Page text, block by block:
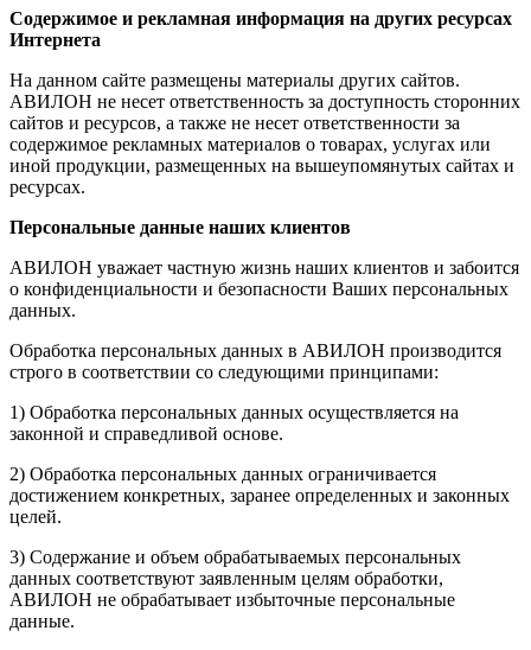
Содержимое и рекламная информация на других ресурсах
Интернета
На данном сайте размещены материалы других сайтов.
АВИЛОН не несет ответственность за доступность сторонних
сайтов и ресурсов, а также не несет ответственности за
содержимое рекламных материалов о товарах, услугах или
иной продукции, размещенных на вышеупомянутых сайтах и
ресурсах.
Персональные данные наших клиентов
АВИЛОН уважает частную жизнь наших клиентов и забоится
о конфиденциальности и безопасности Ваших персональных
данных.
Обработка персональных данных в АВИЛОН производится
строго в соответствии со следующими принципами:
1) Обработка персональных данных осуществляется на
законной и справедливой основе.
2) Обработка персональных данных ограничивается
достижением конкретных, заранее определенных и законных
целей.
3) Содержание и объем обрабатываемых персональных
данных соответствуют заявленным целям обработки,
АВИЛОН не обрабатывает избыточные персональные
данные.